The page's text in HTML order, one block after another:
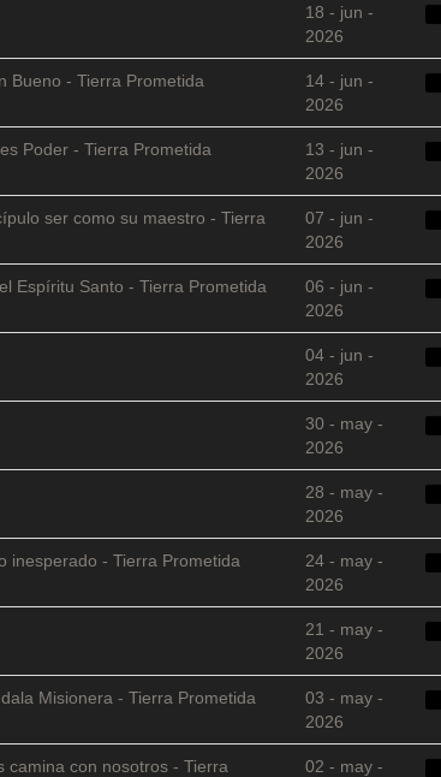
18 - jun -
2026
Bueno - Tierra Prometida
14 - jun -
2026
Poder - Tierra Prometida
13 - jun -
2026
ser como su maestro - Tierra
07 - jun -
2026
Espíritu Santo - Tierra Prometida
06 - jun -
2026
04 - jun -
2026
30 - may -
2026
28 - may -
2026
inesperado - Tierra Prometida
24 - may -
2026
21 - may -
2026
Misionera - Tierra Prometida
03 - may -
2026
camina con nosotros - Tierra
02 - may -